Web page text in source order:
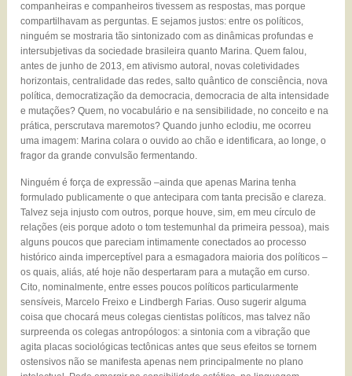
companheiras e companheiros tivessem as respostas, mas porque
compartilhavam as perguntas. E sejamos justos: entre os políticos,
ninguém se mostraria tão sintonizado com as dinâmicas profundas e
intersubjetivas da sociedade brasileira quanto Marina. Quem falou,
antes de junho de 2013, em ativismo autoral, novas coletividades
horizontais, centralidade das redes, salto quântico de consciência, nova
política, democratização da democracia, democracia de alta intensidade
e mutações? Quem, no vocabulário e na sensibilidade, no conceito e na
prática, perscrutava maremotos? Quando junho eclodiu, me ocorreu
uma imagem: Marina colara o ouvido ao chão e identificara, ao longe, o
fragor da grande convulsão fermentando.
Ninguém é força de expressão –ainda que apenas Marina tenha
formulado publicamente o que antecipara com tanta precisão e clareza.
Talvez seja injusto com outros, porque houve, sim, em meu círculo de
relações (eis porque adoto o tom testemunhal da primeira pessoa), mais
alguns poucos que pareciam intimamente conectados ao processo
histórico ainda imperceptível para a esmagadora maioria dos políticos –
os quais, aliás, até hoje não despertaram para a mutação em curso.
Cito, nominalmente, entre esses poucos políticos particularmente
sensíveis, Marcelo Freixo e Lindbergh Farias. Ouso sugerir alguma
coisa que chocará meus colegas cientistas políticos, mas talvez não
surpreenda os colegas antropólogos: a sintonia com a vibração que
agita placas sociológicas tectônicas antes que seus efeitos se tornem
ostensivos não se manifesta apenas nem principalmente no plano